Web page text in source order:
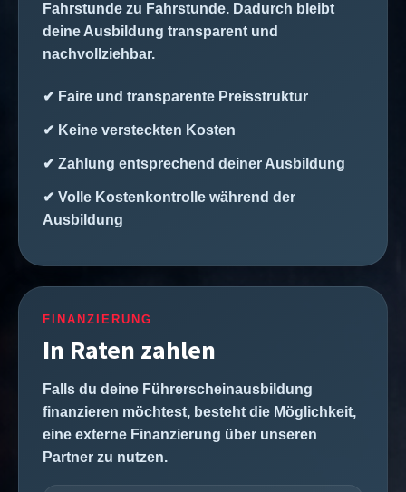
Fahrstunde zu Fahrstunde. Dadurch bleibt
deine Ausbildung transparent und
nachvollziehbar.
✔ Faire und transparente Preisstruktur
✔ Keine versteckten Kosten
✔ Zahlung entsprechend deiner Ausbildung
✔ Volle Kostenkontrolle während der
Ausbildung
FINANZIERUNG
In Raten zahlen
Falls du deine Führerscheinausbildung
finanzieren möchtest, besteht die Möglichkeit,
eine externe Finanzierung über unseren
Partner zu nutzen.